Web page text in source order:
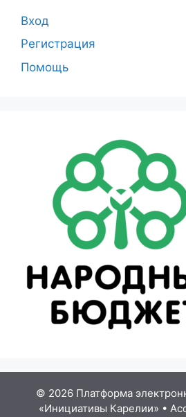
Вход
Регистрация
Помощь
© 2026 Платформа
«Инициативы Карелии» •